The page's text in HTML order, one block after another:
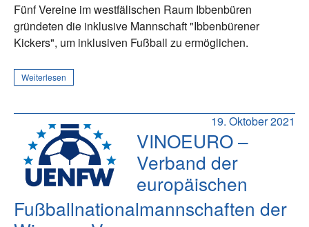
Fünf Vereine im westfälischen Raum Ibbenbüren
gründeten die inklusive Mannschaft "Ibbenbürener
Kickers", um inklusiven Fußball zu ermöglichen.
Weiterlesen
19. Oktober 2021
VINOEURO –
Verband der
europäischen
Fußballnationalmannschaften der